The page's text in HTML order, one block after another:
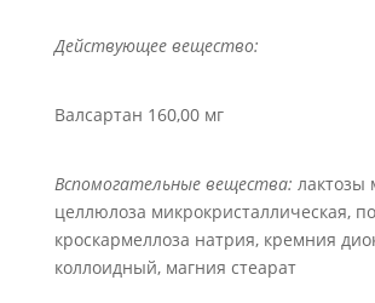
Действующее вещество:
Валсартан 160,00 мг
Вспомогательные вещества: лактозы
целлюлоза микрокристаллическая,
кроскармеллоза натрия, кремния
коллоидный, магния стеарат